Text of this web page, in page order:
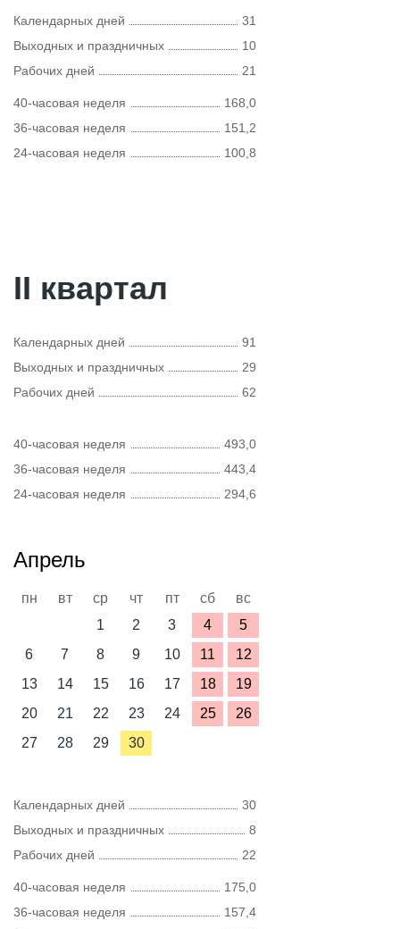
Календарных дней
31
Выходных и праздничных
10
Рабочих дней
21
40-часовая неделя
168,0
36-часовая неделя
151,2
24-часовая неделя
100,8
II квартал
Календарных дней
91
Выходных и праздничных
29
Рабочих дней
62
40-часовая неделя
493,0
36-часовая неделя
443,4
24-часовая неделя
294,6
Апрель
пн вт ср чт пт сб
вс
1
2 3 4
5
6
7 8 9 10 11
12
13
14 15 16 17 18
19
20
21 22 23 24 25
26
27
28 29 30
Календарных дней
30
Выходных и праздничных
8
Рабочих дней
22
40-часовая неделя
175,0
36-часовая неделя
157,4